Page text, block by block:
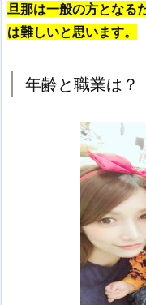
旦那は一般の方となる
は難しいと思います。
年齢と職業は？